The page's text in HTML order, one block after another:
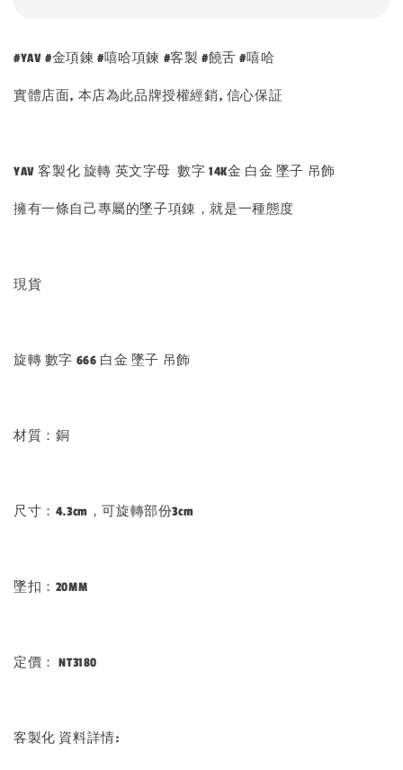
#YAV #金項鍊 #嘻哈項鍊 #客製 #饒舌 #嘻哈
實體店面, 本店為此品牌授權經銷, 信心保証
YAV 客製化 旋轉 英文字母 數字 14K金 白金 墜子 吊飾
擁有一條自己專屬的墜子項錬，就是一種態度
現貨
旋轉 數字 666 白金 墜子 吊飾
材質：銅
尺寸：4.3cm，可旋轉部份3cm
墜扣：20MM
定價： NT3180
客製化 資料詳情: